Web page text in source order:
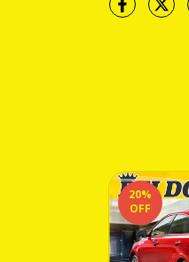
20%
OFF